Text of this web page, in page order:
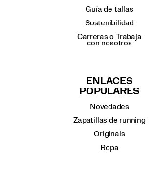
Guía de tallas
Sostenibilidad
Carreras o Trabaja
con nosotros
ENLACES
POPULARES
Novedades
Zapatillas de running
Originals
Ropa